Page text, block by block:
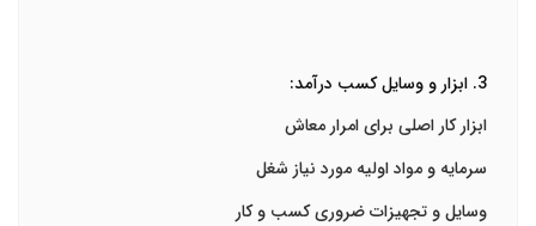
3. ابزار و وسایل کسب درآمد:
ابزار کار اصلی برای امرار معاش
سرمایه و مواد اولیه مورد نیاز شغل
وسایل و تجهیزات ضروری کسب و کار